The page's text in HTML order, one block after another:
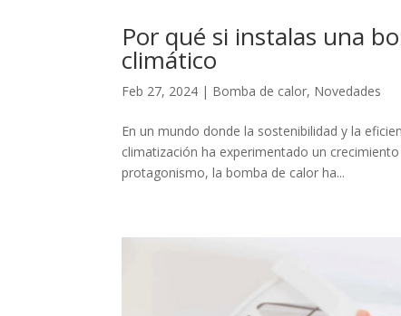
Por qué si instalas una
climático
Feb 27, 2024 | Bomba de calor, Novedades
En un mundo donde la sostenibilidad y la
climatización ha experimentado un
protagonismo, la bomba de calor ha...